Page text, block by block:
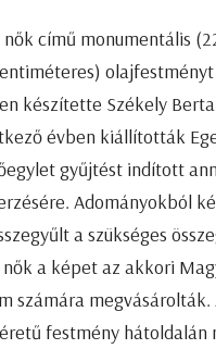
nők című monumentális
készítette Székely
évben kiállították
gyűjtést indított
Adományokból
a szükséges
a képet az akkori
számára megvásárolták.
festmény hátoldalán